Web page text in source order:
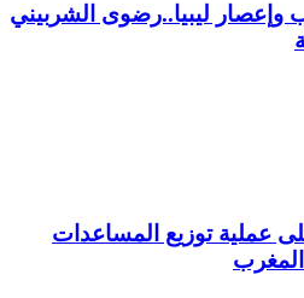
وإعصار ليبيا..رضوى الشربيني
عملية توزيع المساعدات
المغرب